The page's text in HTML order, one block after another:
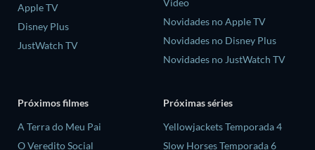
Apple TV
Disney Plus
JustWatch TV
Video
Novidades no Apple TV
Novidades no Disney Plus
Novidades no JustWatch TV
Próximos filmes
A Terra do Meu Pai
O Veredito Social
Próximas séries
Yellowjackets Temporada 4
Slow Horses Temporada 6